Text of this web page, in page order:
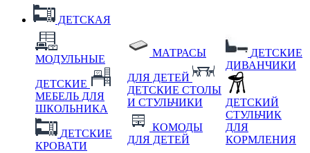
ДЕТСКАЯ
МОДУЛЬНЫЕ
ДЕТСКИЕ
МЕБЕЛЬ ДЛЯ
ШКОЛЬНИКА
ДЕТСКИЕ
КРОВАТИ
МАТРАСЫ
ДЛЯ ДЕТЕЙ
ДЕТСКИЕ СТОЛЫ
И СТУЛЬЧИКИ
КОМОДЫ
ДЛЯ ДЕТЕЙ
ДЕТСКИЕ
ДИВАНЧИКИ
ДЕТСКИЙ
СТУЛЬЧИК
ДЛЯ
КОРМЛЕНИЯ